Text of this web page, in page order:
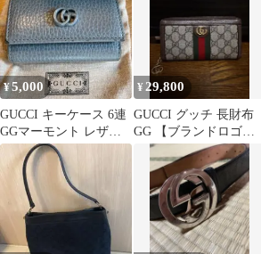
¥5,000
GUCCI キーケース 6連
GGマーモント レザー
ブルーグレー系
¥29,800
GUCCI グッチ 長財布
GG 【ブランドロゴ総
柄】